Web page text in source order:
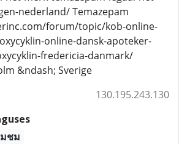
nederland/ Temazepam
forum/topic/kob-online-
online-dansk-apoteker-
fredericia-danmark/
&ndash; Sverige
130.195.243.130
มชม